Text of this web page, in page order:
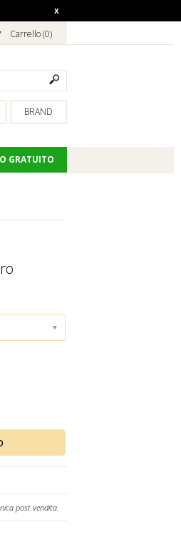
Carrello (0)
BRAND
GRATUITO
post vendita.
x